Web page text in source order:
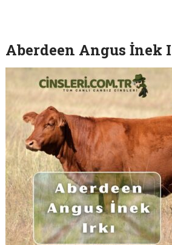
Aberdeen Angus İnek